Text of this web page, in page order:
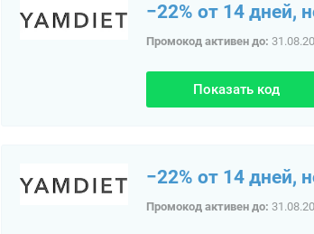
−22% от 14 дней,
Промокод активен до:
Показать код
−22% от 14 дней,
Промокод активен до: